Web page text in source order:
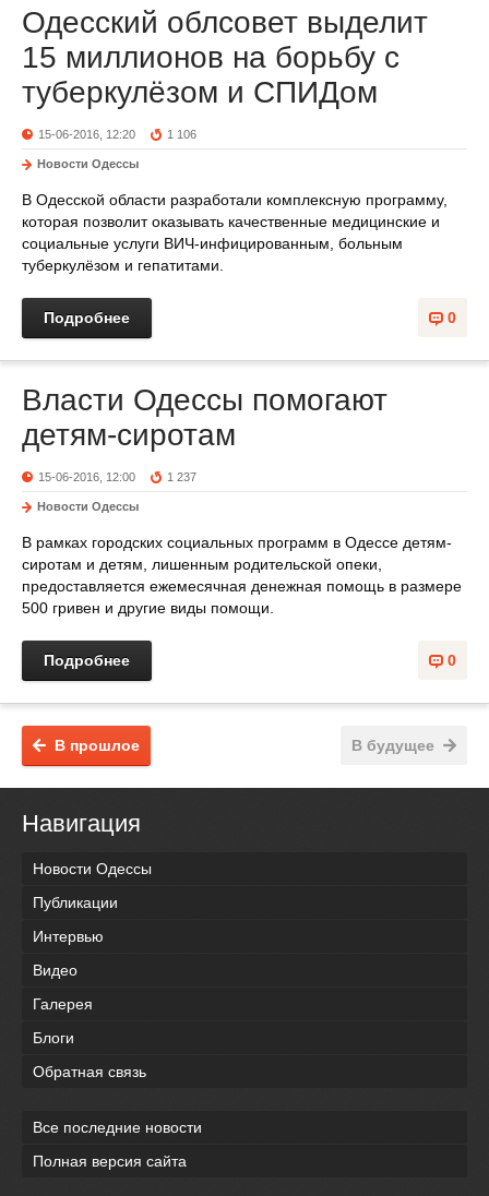
Одесский облсовет выделит
15 миллионов на борьбу с
туберкулёзом и СПИДом
15-06-2016, 12:20 1 106
Новости Одессы
В Одесской области разработали комплексную программу,
которая позволит оказывать качественные медицинские и
социальные услуги ВИЧ-инфицированным, больным
туберкулёзом и гепатитами.
0
Подробнее
Власти Одессы помогают
детям-сиротам
15-06-2016, 12:00 1 237
Новости Одессы
В рамках городских социальных программ в Одессе детям-
сиротам и детям, лишенным родительской опеки,
предоставляется ежемесячная денежная помощь в размере
500 гривен и другие виды помощи.
0
Подробнее
В будущее
В прошлое
Навигация
Новости Одессы
Публикации
Интервью
Видео
Галерея
Блоги
Обратная связь
Все последние новости
Полная версия сайта